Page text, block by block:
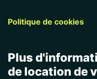
Politique de cookies
Plus
de location de